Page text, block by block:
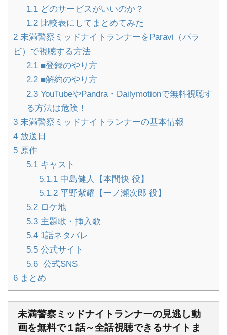
1.1どのサービスがいいのか？
1.2比較表にしてまとめてみた
2 未満警察ミッドナイトランナーをParavi（パラ
ビ）で視聴する方法
2.1■登録のやり方
2.2■解約のやり方
2.3YouTubeやPandra・Dailymotionで無料視聴す
る方法は危険！
3 未満警察ミッドナイトランナーの基本情報
4 放送日
5 原作
5.1キャスト
5.1.1 中島健人【本間快 役】
5.1.2 平野紫耀【一ノ瀬次郎 役】
5.2ロケ地
5.3主題歌・挿入歌
5.41話ネタバレ
5.5公式サイト
5.6公式SNS
6 まとめ
未満警察ミッドナイトランナーの見逃し動
画を無料で１話～全話視聴できるサイトま